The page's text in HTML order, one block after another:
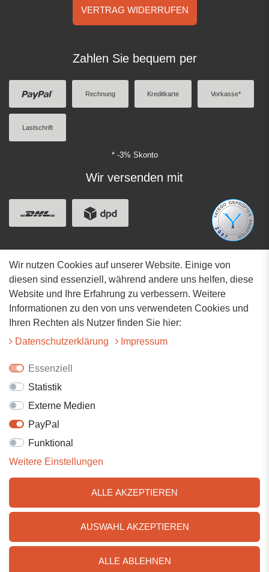
VERTRAG WIDERRUFEN
Zahlen Sie bequem per
Rechnung Kreditkarte Vorkasse*
Lastschrift
* -3% Skonto
Wir versenden mit
Adresse
Hauptstrasse 34
73117 Wangen
07161-9566068
© 2025 Tiervitalshop | Webentwicklung & Webdesign
Wir nutzen Cookies auf unserer Website. Einige von
diesen sind essenziell, während andere uns helfen, diese
Website und Ihre Erfahrung zu verbessern. Weitere
Informationen zu den von uns verwendeten Cookies und
Ihren Rechten als Nutzer finden Sie hier:
Daten­schutz­erklärung
Impressum
Essenziell
Statistik
Externe Medien
PayPal
Funktional
Weitere Einstellungen
ALLE AKZEPTIEREN
AUSWAHL AKZEPTIEREN
ALLE ABLEHNEN